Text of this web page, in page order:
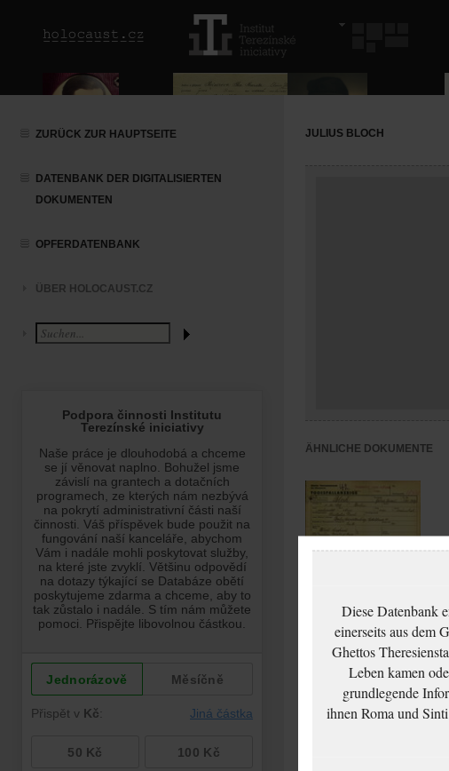
ZURÜCK ZUR HAUPTSEITE
DATENBANK DER DIGITALISIERTEN
DOKUMENTEN
OPFERDATENBANK
ÜBER HOLOCAUST.CZ
JULIUS BLOCH
ÄHNLICHE DOKUMENTE
Bloch Julius:
Todesfallanzeige,
Ghetto Theresienstadt
Diese Datenbank
einerseits aus dem
Ghettos
Leben kamen
grundlegende
ihnen Roma und